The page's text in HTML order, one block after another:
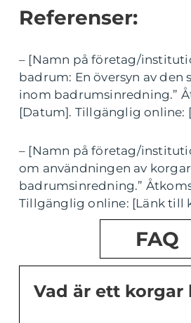
Referenser:
– [Namn på företag/
badrum: En översyn av den
inom badrumsinredning.”
[Datum]. Tillgänglig online:
– [Namn på företag/
om användningen av
badrumsinredning.”
Tillgänglig online: [Länk till
FAQ
Vad är ett korgar